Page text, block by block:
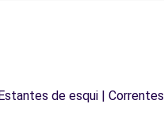
de esqui | Correntes